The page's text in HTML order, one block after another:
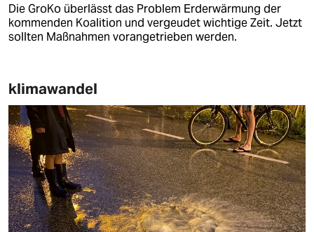
Die GroKo überlässt das Problem Erderwärmung der
kommenden Koalition und vergeudet wichtige Zeit. Jetzt
sollten Maßnahmen vorangetrieben werden.
klimawandel